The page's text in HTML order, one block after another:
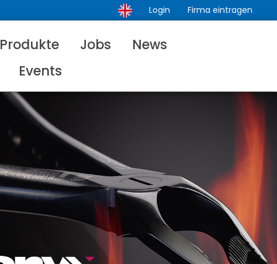
Login Firma eintragen
Produkte Jobs
News
Events